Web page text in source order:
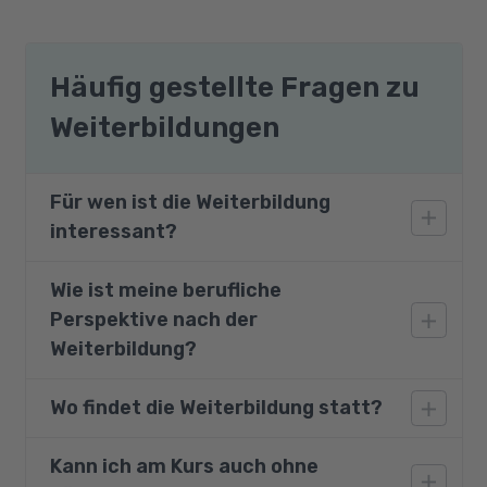
Häufig gestellte Fragen zu
Weiterbildungen
Für wen ist die Weiterbildung
interessant?
Diese Weiterbildung ist für viele Zielgruppen
geeignet, sobald dort zum Beispiel
Kundenkontakt besteht. Sie ist insbesondere
Berufe, technische Berufe mit
Management und akademische Berufe sowie
Wie ist meine berufliche
Perspektive nach der
Weiterbildung?
Zu den vielen Zusatzqualifikationen, die
sichere Umgang mit Kunden- und
Wo findet die Weiterbildung statt?
Die Teilnahme ist an einem unserer
Kann ich am Kurs auch ohne